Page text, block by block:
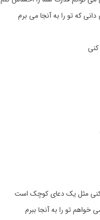
که تو را به آنجا می برم
مثل یک دعای کوچک است
خواهم تو را به آنجا ببرم